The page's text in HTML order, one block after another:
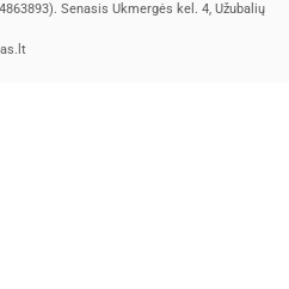
Senasis Ukmergės kel. 4, Užubalių